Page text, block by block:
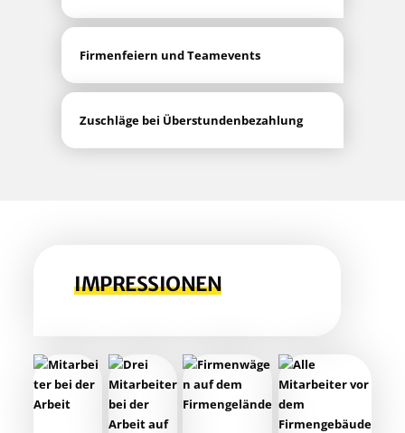
Fir­men­fei­ern und Teamevents
Zuschlä­ge bei Überstundenbezahlung
IMPRES­SIO­NEN